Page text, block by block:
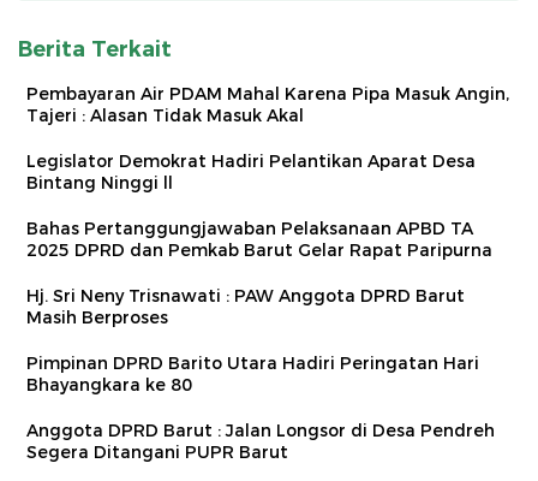
Berita Terkait
Pembayaran Air PDAM Mahal Karena Pipa Masuk Angin,
Tajeri : Alasan Tidak Masuk Akal
Legislator Demokrat Hadiri Pelantikan Aparat Desa
Bintang Ninggi ll
Bahas Pertanggungjawaban Pelaksanaan APBD TA
2025 DPRD dan Pemkab Barut Gelar Rapat Paripurna
Hj. Sri Neny Trisnawati : PAW Anggota DPRD Barut
Masih Berproses
Pimpinan DPRD Barito Utara Hadiri Peringatan Hari
Bhayangkara ke 80
Anggota DPRD Barut : Jalan Longsor di Desa Pendreh
Segera Ditangani PUPR Barut